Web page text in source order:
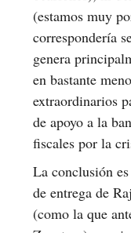
(estamos muy
correspondería
genera
en bastante
extraordinarios
de apoyo a la
fiscales por la
La conclusión
de entrega de
(como la que